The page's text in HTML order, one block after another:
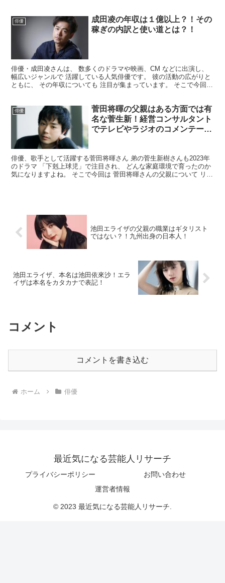
俳優
成田凌の年収は１億以上？！その
稼ぎの内訳と使い道とは？！
俳優・成田凌さんは、 数多くのドラマや映画、CM などに出演し、
幅広いジャンルで 活躍している人気俳優です。 彼の活動の広がりと
ともに、 その年収についても 注目が集まっています。 そこで今回
俳優
菅田将暉の父親はある方面では有
名な菅生新！経営コンサルタント
でテレビやラジオのコメンテータ
俳優、歌手として活躍する菅田将暉さん 弟の菅生新樹さんも2023年
のドラマ 「下剋上球児」で注目され、 どんな家庭環境で育ったのか
気になりますよね。 そこで今回は 菅田将暉さんの父親について リサ
池田エライザの父親の職業はギタリスト
ではない？！九州出身の日本人！
池田エライザ、本名は池田依來沙！エラ
イザは本名をカタカナで表記！
コメント
コメントを書き込む
ホーム 俳優
最近気になる芸能人リサーチ
プライバシーポリシー
お問い合わせ
運営者情報
© 2023 最近気になる芸能人リサーチ.